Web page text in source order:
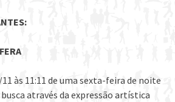
às 11:11 de uma sexta-feira de noite
através da expressão artística